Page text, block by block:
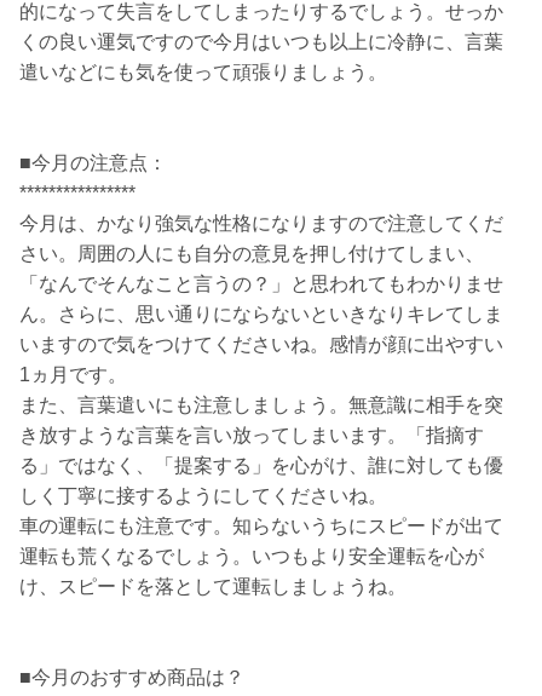
的になって失言をしてしまったりするでしょう。せっか
くの良い運気ですので今月はいつも以上に冷静に、言葉
遣いなどにも気を使って頑張りましょう。
■今月の注意点：
****************
今月は、かなり強気な性格になりますので注意してくだ
さい。周囲の人にも自分の意見を押し付けてしまい、
「なんでそんなこと言うの？」と思われてもわかりませ
ん。さらに、思い通りにならないといきなりキレてしま
いますので気をつけてくださいね。感情が顔に出やすい
1ヵ月です。
また、言葉遣いにも注意しましょう。無意識に相手を突
き放すような言葉を言い放ってしまいます。「指摘す
る」ではなく、「提案する」を心がけ、誰に対しても優
しく丁寧に接するようにしてくださいね。
車の運転にも注意です。知らないうちにスピードが出て
運転も荒くなるでしょう。いつもより安全運転を心が
け、スピードを落として運転しましょうね。
■今月のおすすめ商品は？